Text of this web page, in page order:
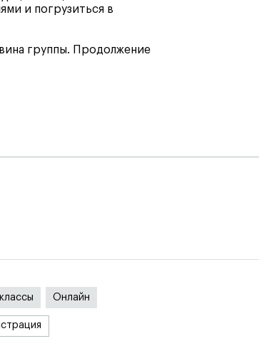
и погрузиться в
группы. Продолжение
Онлайн